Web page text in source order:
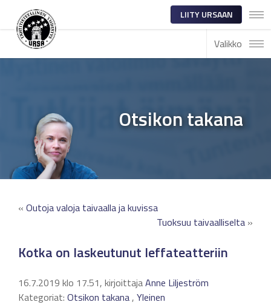
LIITY URSAAN
Valikko
Otsikon takana
« Outoja valoja taivaalla ja kuvissa
Tuoksuu taivaalliselta »
Kotka on laskeutunut leffateatteriin
16.7.2019 klo 17.51, kirjoittajaAnne Liljeström
Kategoriat: Otsikon takana, Yleinen